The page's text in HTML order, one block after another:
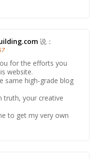
说：
for the efforts you
website.
same high-grade blog
truth, your creative
to get my very own